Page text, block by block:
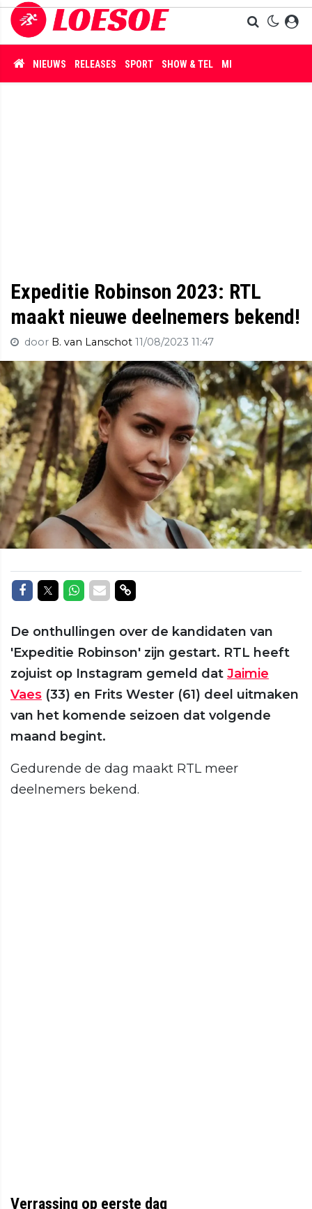
NIEUWS RELEASES SPORT SHOW & TEL MISDAAD
Expeditie Robinson 2023: RTL
maakt nieuwe deelnemers bekend!
door B. van Lanschot 11/08/2023 11:47
Delen op Facebook
Delen op Twitter
Delen op Whatsapp
Delen via Mail
Delen via link
De onthullingen over de kandidaten van
'Expeditie Robinson' zijn gestart. RTL heeft
zojuist op Instagram gemeld dat Jaimie
Vaes (33) en Frits Wester (61) deel uitmaken
van het komende seizoen dat volgende
maand begint.
Gedurende de dag maakt RTL meer
deelnemers bekend.
Verrassing op eerste dag